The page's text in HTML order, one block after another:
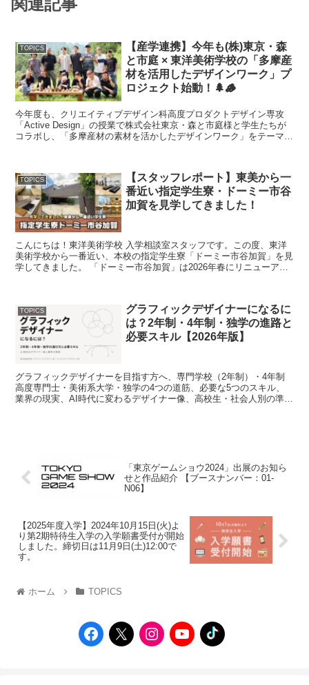
関連記事
TOPICS
【産学連携】今年も(株)東京・森
と市庭 × 東洋美術学校の「多摩産
材を活用したデザインワーク」プ
ロジェクト始動！🌲🪵
今年度も、クリエイティブデザイン科高度プロダクトデザイン専攻
「Active Design」の授業で株式会社東京・森と市庭様と学生たちが
コラボし、「多摩産材の素材を活かしたデザインワーク」をテーマに
TOPICS
【スタッフレポート】東美から一
番近い指定学生寮・ドーミー市谷
加賀を見学してきました！
こんにちは！東洋美術学校 入学相談室スタッフです。この度、東洋
美術学校から一番近い、本校の指定学生寮「ドーミー市谷加賀」を見
学してきました。 「ドーミー市谷加賀」は2026年春にリニューアル
TOPICS
グラフィックデザイナーになるに
は？2年制・4年制・独学の進路と
必要スキル【2026年版】
グラフィックデザイナーを目指す方へ、専門学校（2年制）・4年制
高度専門士・美術系大学・独学の4つの道筋、必要な5つのスキル、
業界の現実、AI時代に変わるデザイナー像、高校生・社会人別の準
「東京ゲームショウ2024」出展のお知ら
せと作品紹介 【ブースナンバー：01-
N06】
【2025年度入学】2024年10月15日(火)よ
り第2期特待生入学の入学願書受付が開始
しました。締切日は11月9日(土)12:00で
す。
ホーム TOPICS